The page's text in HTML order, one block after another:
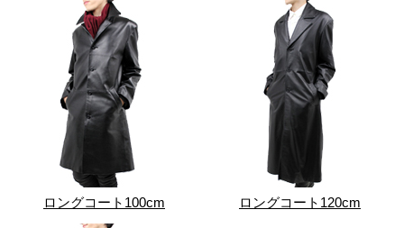
ロングコート100cm ロングコート120cm